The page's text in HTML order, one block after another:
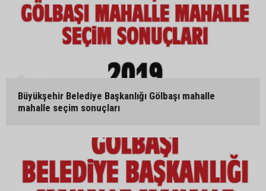
Büyükşehir Belediye Başkanlığı Gölbaşı mahalle
mahalle seçim sonuçları